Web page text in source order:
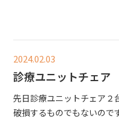
2024.02.03
診療ユニットチェア
先日診療ユニットチェア２
破損するものでもないので